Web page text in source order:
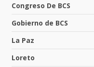
Congreso De BCS
Gobierno de BCS
La Paz
Loreto